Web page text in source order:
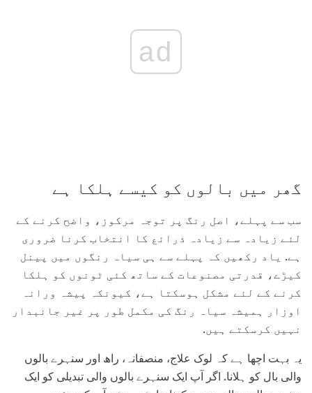
ad
گھر میں بالوں کو کیسے ہلکا ہے
سب سے پہلے، اصل رنگ پر توجہ مرکوز، واضح کرنے کے
لئے زیادہ سے زیادہ ذرائع کا انتخاب کرنا ضروری
ہے. یاد رکھیں کہ پہلے سے ہی سیاہ رنگوں میں پینل
کیڑے، قدرتی مصنوعات کے ساتھ کئی ٹونوں کو ہلکا
کرنے کے لئے مشکل ہوسکتا ہے، کیونکہ پیشہ ورانہ
اوزار ہمیشہ سیاہ رنگ کی مکمل طور پر غیر جانبدار
نہیں کرسکتے ہیں.
یہ بہت اچھا ہے کہ لوک علاج، منصفانہ، راھ اور سنہرے بالوں
والی بال کو ہلانا. اگر آپ ایک سنہرے بالوں والی تبدیلی کو ایک